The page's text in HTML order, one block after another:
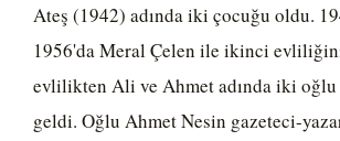
Ateş (1942) adında iki çocuğu oldu.
1956'da Meral Çelen ile ikinci
evlilikten Ali ve Ahmet adında iki oğlu
geldi. Oğlu Ahmet Nesin gazeteci-